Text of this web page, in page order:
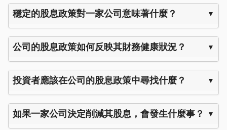
穩定的股息政策對一家公司意味著什麼？
公司的股息政策如何反映其財務健康狀況？
投資者應該在公司的股息政策中尋找什麼？
如果一家公司決定削減其股息，會發生什麼事？